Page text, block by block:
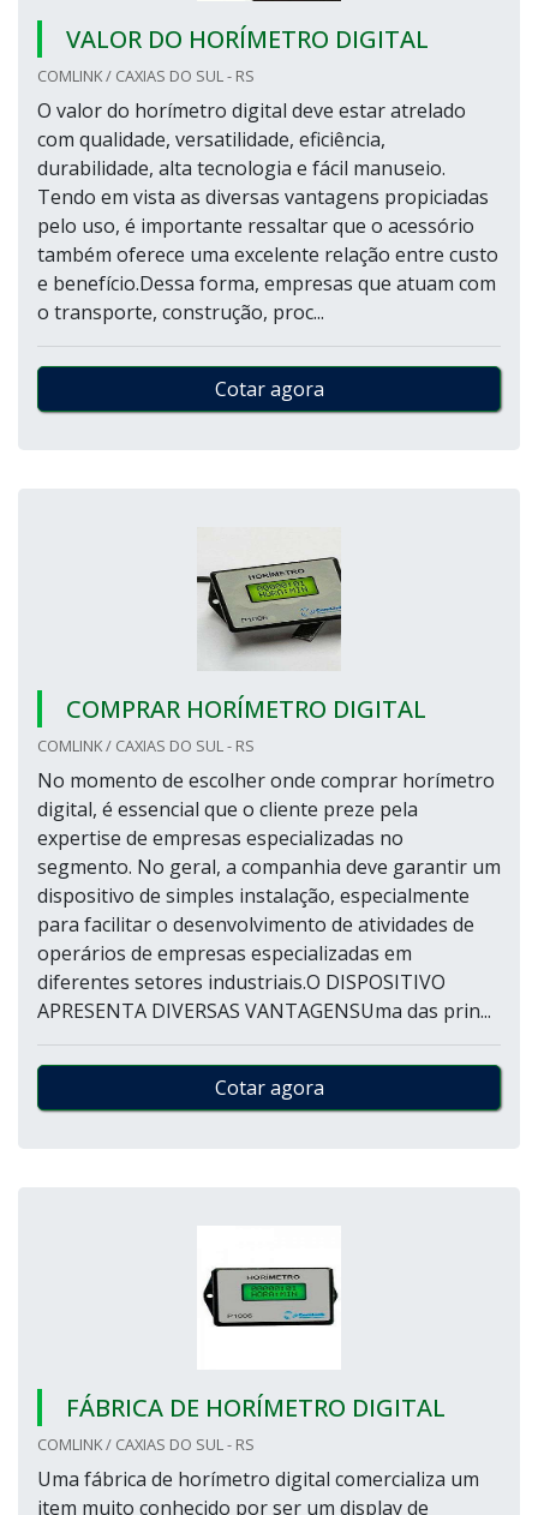
VALOR DO HORÍMETRO DIGITAL
COMLINK / CAXIAS DO SUL - RS
O valor do horímetro digital deve estar atrelado
com qualidade, versatilidade, eficiência,
durabilidade, alta tecnologia e fácil manuseio.
Tendo em vista as diversas vantagens propiciadas
pelo uso, é importante ressaltar que o acessório
também oferece uma excelente relação entre custo
e benefício.Dessa forma, empresas que atuam com
o transporte, construção, proc...
Cotar agora
COMPRAR HORÍMETRO DIGITAL
COMLINK / CAXIAS DO SUL - RS
No momento de escolher onde comprar horímetro
digital, é essencial que o cliente preze pela
expertise de empresas especializadas no
segmento. No geral, a companhia deve garantir um
dispositivo de simples instalação, especialmente
para facilitar o desenvolvimento de atividades de
operários de empresas especializadas em
diferentes setores industriais.O DISPOSITIVO
APRESENTA DIVERSAS VANTAGENSUma das prin...
Cotar agora
FÁBRICA DE HORÍMETRO DIGITAL
COMLINK / CAXIAS DO SUL - RS
Uma fábrica de horímetro digital comercializa um
item muito conhecido por ser um display de